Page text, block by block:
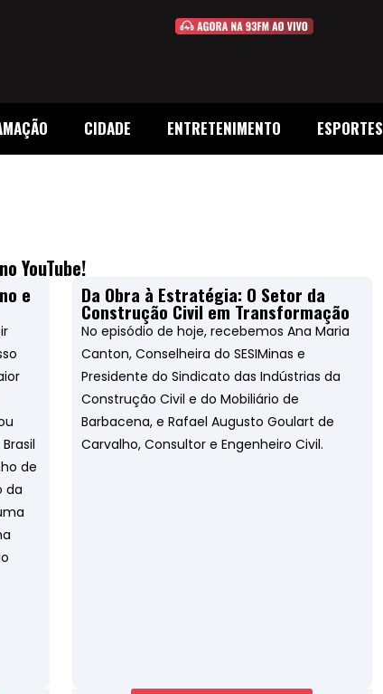
CIDADE ENTRETENIMENTO ESPORTES
YouTube!
e
de
da
Da Obra à Estratégia: O Setor da
Construção Civil em Transformação
No episódio de hoje, recebemos Ana Maria
Canton, Conselheira do SESIMinas e
Presidente do Sindicato das Indústrias da
Construção Civil e do Mobiliário de
Barbacena, e Rafael Augusto Goulart de
Carvalho, Consultor e Engenheiro Civil.